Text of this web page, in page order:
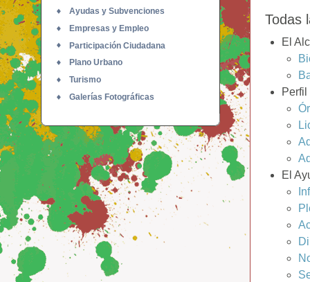
Ayudas y Subvenciones
Empresas y Empleo
Participación Ciudadana
Plano Urbano
Turismo
Galerías Fotográficas
Todas
El
El